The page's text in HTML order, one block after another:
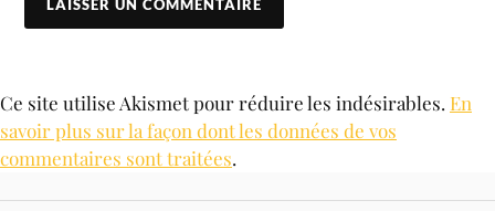
Ce site utilise Akismet pour réduire les indésirables. En
savoir plus sur la façon dont les données de vos
commentaires sont traitées.